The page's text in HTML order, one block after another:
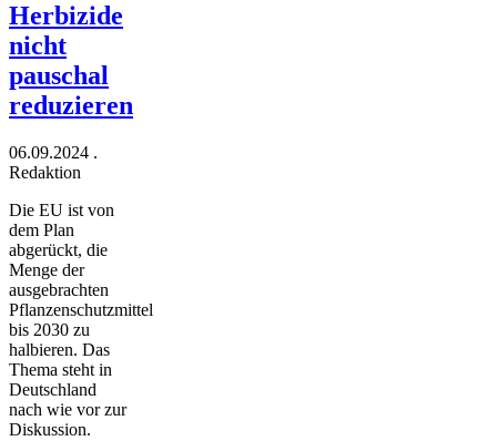
Herbizide
nicht
pauschal
reduzieren
06.09.2024 .
Redaktion
Die EU ist von
dem Plan
abgerückt, die
Menge der
ausgebrachten
Pflanzenschutzmittel
bis 2030 zu
halbieren. Das
Thema steht in
Deutschland
nach wie vor zur
Diskussion.